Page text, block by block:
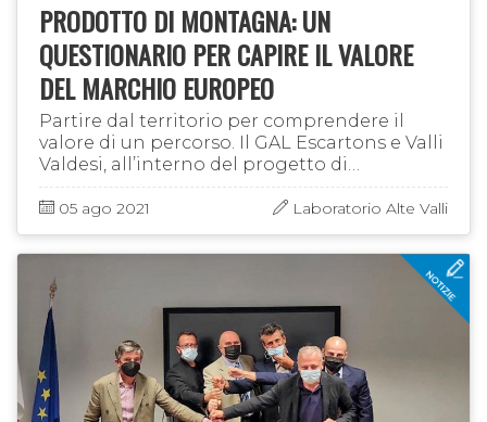
PRODOTTO DI MONTAGNA: UN
QUESTIONARIO PER CAPIRE IL VALORE
DEL MARCHIO EUROPEO
Partire dal territorio per comprendere il
valore di un percorso. Il GAL Escartons e Valli
Valdesi, all’interno del progetto di
cooperazione transnazionale “La
valorizzazione dei prodotti di montagna” …
05 ago 2021 Laboratorio Alte Valli